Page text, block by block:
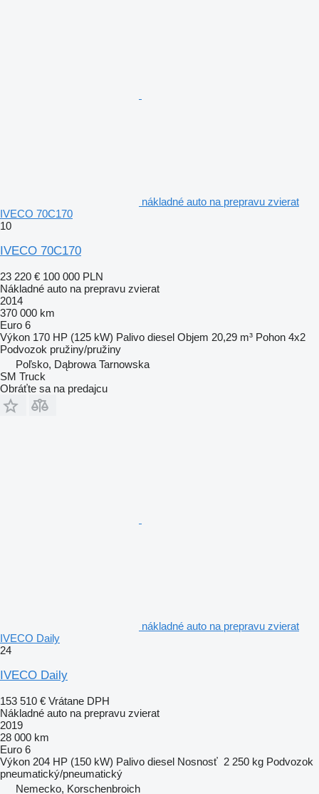
nákladné auto na prepravu zvierat
IVECO 70C170
10
IVECO 70C170
23 220 € 100 000 PLN
Nákladné auto na prepravu zvierat
2014
370 000 km
Euro 6
Výkon 170 HP (125 kW) Palivo diesel Objem 20,29 m³ Pohon 4x2
Podvozok pružiny/pružiny
Poľsko, Dąbrowa Tarnowska
SM Truck
Obráťte sa na predajcu
nákladné auto na prepravu zvierat
IVECO Daily
24
IVECO Daily
153 510 € Vrátane DPH
Nákladné auto na prepravu zvierat
2019
28 000 km
Euro 6
Výkon 204 HP (150 kW) Palivo diesel Nosnosť 2 250 kg Podvozok
pneumatický/pneumatický
Nemecko, Korschenbroich